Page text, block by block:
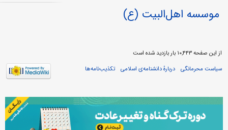
موسسه اهل‌البیت (ع)
از این صفحه ۱۰,۴۴۳ بار بازدید شده است
سیاست محرمانگی
دربارهٔ دانشنامه‌ی اسلامی تکذیب‌نامه‌ها